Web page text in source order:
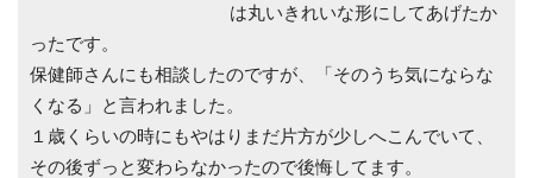
は丸いきれいな形にしてあげたか
ったです。
保健師さんにも相談したのですが、「そのうち気にならな
くなる」と言われました。
１歳くらいの時にもやはりまだ片方が少しへこんでいて、
その後ずっと変わらなかったので後悔してます。